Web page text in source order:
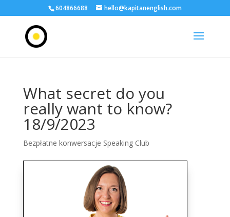
604866688 hello@kapitanenglish.com
What secret do you
really want to know?
18/9/2023
Bezpłatne konwersacje Speaking Club